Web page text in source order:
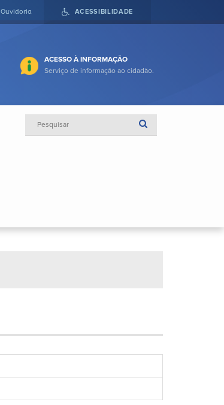
ACESSIBILIDADE
Ouvidoria
ACESSO À INFORMAÇÃO
Serviço de informação ao cidadão.